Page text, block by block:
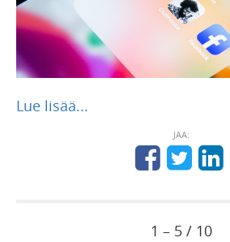
Lue lisää...
JAA:
1 – 5 / 10